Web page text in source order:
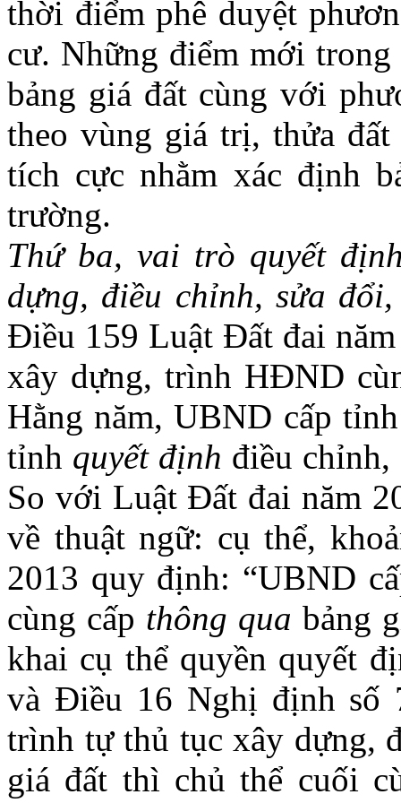
thời điểm phê duyệt
cư. Những điểm mới
bảng giá đất cùng với
theo vùng giá trị, thửa
tích cực nhằm xác định
trường.
Thứ ba, vai trò quyết
dựng, điều chỉnh, sửa
Điều 159 Luật Đất đai
xây dựng, trình HĐND
Hằng năm, UBND cấp
tỉnh quyết định điều chỉnh,
So với Luật Đất đai năm
về thuật ngữ: cụ thể,
2013 quy định: “UBND
cùng cấp thông qua bảng
khai cụ thể quyền quyết
và Điều 16 Nghị định số
trình tự thủ tục xây dựng,
giá đất thì chủ thể cuối